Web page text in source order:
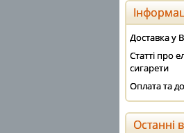
Доставка у
Статті про
сигарети
Оплата та
Останні